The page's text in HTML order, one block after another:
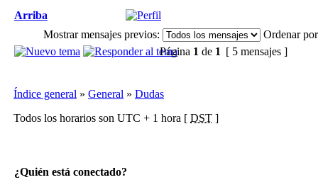
Arriba
Mostrar mensajes previos:
Ordenar por
Página 1 de 1 [ 5 mensajes ]
Índice general » General » Dudas
Todos los horarios son UTC + 1 hora [ DST ]
¿Quién está conectado?